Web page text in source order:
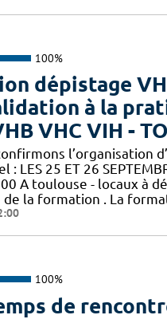
100%
dépistage
à la
VHC VIH -
l’organisation
: LES 25 ET 26
A toulouse - locaux à
de la formation . La
100%
de